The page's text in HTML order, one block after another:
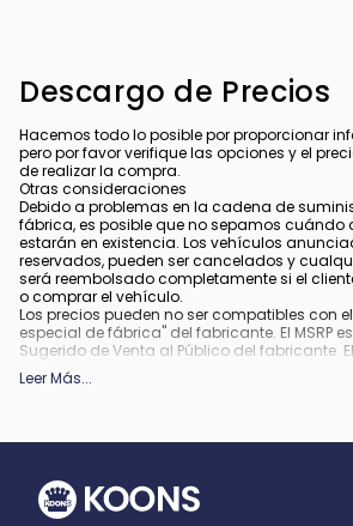
Descargo de Precios
Hacemos todo lo posible por proporcionar
pero por favor verifique las opciones y el
de realizar la compra.
Otras consideraciones
Debido a problemas en la cadena de
fábrica, es posible que no sepamos cuándo
estarán en existencia. Los vehículos
reservados, pueden ser cancelados y
será reembolsado completamente si el
o comprar el vehículo.
Los precios pueden no ser compatibles con
especial de fábrica" del fabricante. El MSRP
Sugerido de Venta al Público del fabricante.
concesionario puede variar.
Debido a la disponibilidad, algunas
especificaciones.
Todo financiamiento está sujeto a crédito
Qué está incluido
Leer Más...